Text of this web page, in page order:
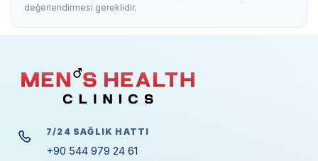
değerlendirmesi gereklidir.
7/24 SAĞLIK HATTI
+90 544 979 24 61